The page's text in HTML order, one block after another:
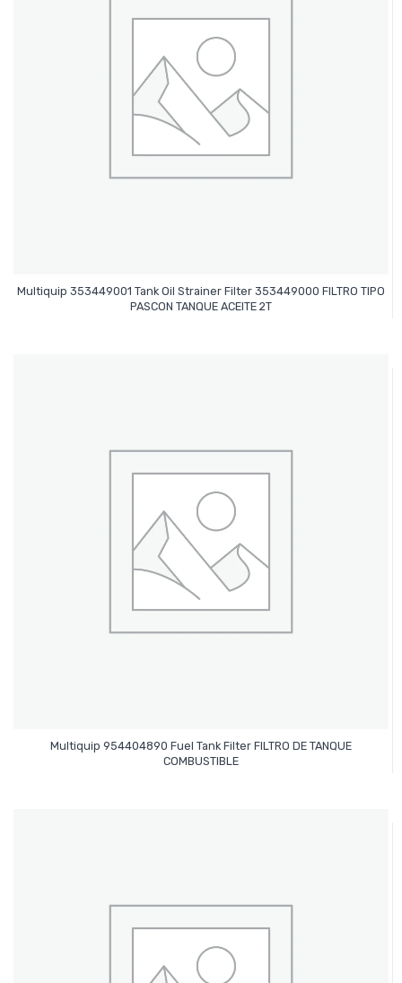
Multiquip 353449001 Tank Oil Strainer Filter 353449000 FILTRO TIPO
PASCON TANQUE ACEITE 2T
Leer Más
Multiquip 954404890 Fuel Tank Filter FILTRO DE TANQUE
COMBUSTIBLE
Leer Más